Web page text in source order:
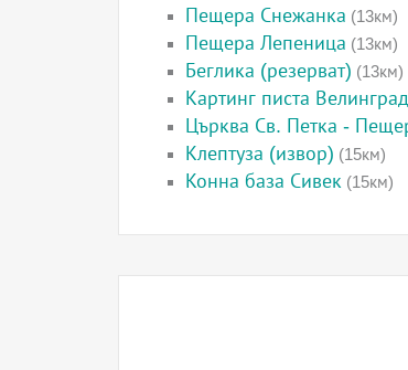
Пещера Снежанка (13км)
Пещера Лепеница (13км)
Беглика (резерват) (13км)
Картинг писта Велинград
Църква Св. Петка -
Клептуза (извор) (15км)
Конна база Сивек (15км)